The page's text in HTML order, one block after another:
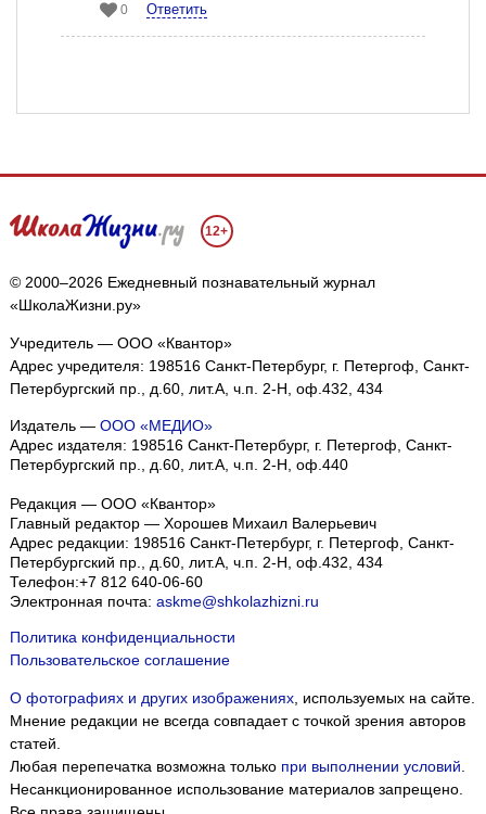
0 Ответить
12+
© 2000–2026 Ежедневный познавательный журнал
«ШколаЖизни.ру»
Учредитель — ООО «Квантор»
Адрес учредителя: 198516 Санкт-Петербург, г. Петергоф, Санкт-
Петербургский пр., д.60, лит.А, ч.п. 2-Н, оф.432, 434
Издатель — ООО «МЕДИО»
Адрес издателя: 198516 Санкт-Петербург, г. Петергоф, Санкт-
Петербургский пр., д.60, лит.А, ч.п. 2-Н, оф.440
Редакция — ООО «Квантор»
Главный редактор — Хорошев Михаил Валерьевич
Адрес редакции: 198516 Санкт-Петербург, г. Петергоф Санкт-
Петербургский пр., д.60, лит.А, ч.п. 2-Н, оф.432, 434
Телефон:+7 812 640-06-60
Электронная почта: askme@shkolazhizni.ru
Политика конфиденциальности
Пользовательское соглашение
О фотографиях и других изображениях, используемых на сайте.
Мнение редакции не всегда совпадает с точкой зрения авторов
статей.
Любая перепечатка возможна только при выполнении условий
Несанкционированное использование материалов запрещено.